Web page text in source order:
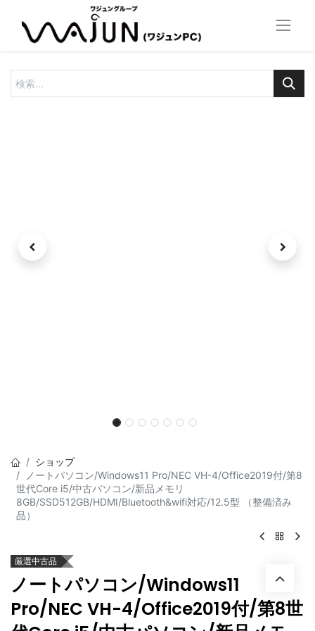
ショップ
ノートパソコン/Windows11 Pro/NEC VH-4/Office2019付/第8
世代Core i5/中古パソコン/新品メモリ
8GB/SSD512GB/HDMI/Bluetooth&wifi対応/12.5型 （整備済み
品）
厳選中古品
ノートパソコン/Windows11
Pro/NEC VH-4/Office2019付/第8世